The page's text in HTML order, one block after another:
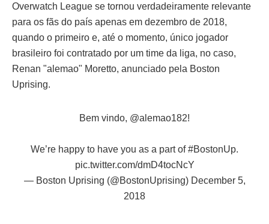
Overwatch League se tornou verdadeiramente relevante
para os fãs do país apenas em dezembro de 2018,
quando o primeiro e, até o momento, único jogador
brasileiro foi contratado por um time da liga, no caso,
Renan "alemao" Moretto, anunciado pela Boston
Uprising.
Bem vindo, @alemao182!
We’re happy to have you as a part of#BostonUp.
pic.twitter.com/dmD4tocNcY
— Boston Uprising (@BostonUprising) December 5,
2018